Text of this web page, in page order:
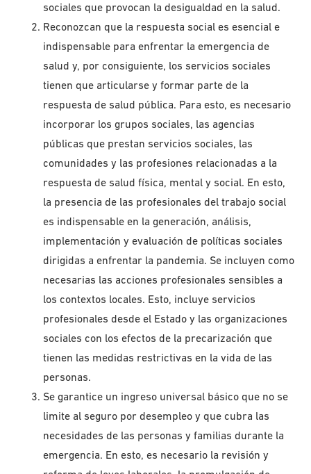
sociales que provocan la desigualdad en la salud.
Reconozcan que la respuesta social es esencial e
indispensable para enfrentar la emergencia de
salud y, por consiguiente, los servicios sociales
tienen que articularse y formar parte de la
respuesta de salud pública. Para esto, es necesario
incorporar los grupos sociales, las agencias
públicas que prestan servicios sociales, las
comunidades y las profesiones relacionadas a la
respuesta de salud física, mental y social. En esto,
la presencia de las profesionales del trabajo social
es indispensable en la generación, análisis,
implementación y evaluación de políticas sociales
dirigidas a enfrentar la pandemia. Se incluyen como
necesarias las acciones profesionales sensibles a
los contextos locales. Esto, incluye servicios
profesionales desde el Estado y las organizaciones
sociales con los efectos de la precarización que
tienen las medidas restrictivas en la vida de las
personas.
Se garantice un ingreso universal básico que no se
limite al seguro por desempleo y que cubra las
necesidades de las personas y familias durante la
emergencia. En esto, es necesario la revisión y